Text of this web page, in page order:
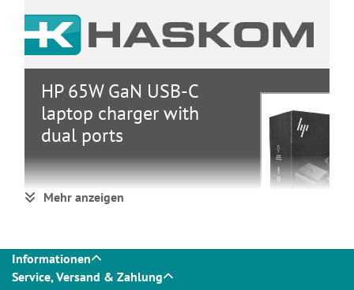
HP 65W GaN USB-C
laptop charger with
dual ports
Gruppe
Hersteller
Art. Nr.
N05175-001
EAN/UPC
5715063409916
Mehr anzeigen
Informationen
Service, Versand & Zahlung